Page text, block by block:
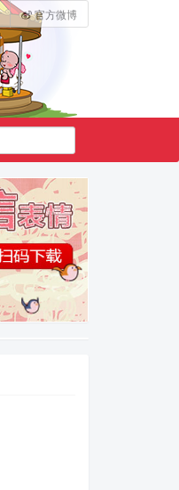
官方微博